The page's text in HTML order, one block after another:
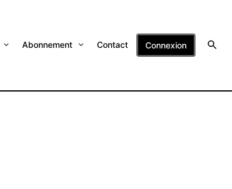
Abonnement Contact Connexion